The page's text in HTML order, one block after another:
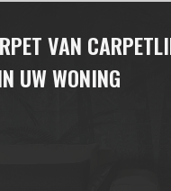
VAN
UW WONING